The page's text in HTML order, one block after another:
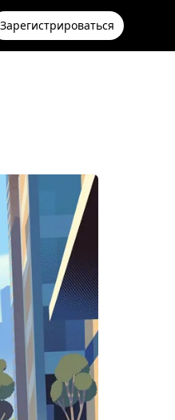
Зарегистрироваться